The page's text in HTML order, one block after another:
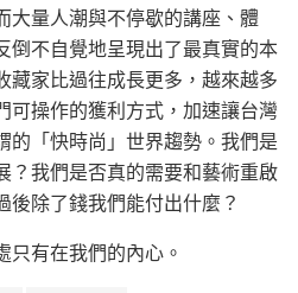
大量人潮與不停歇的講座、體
倒不自覺地呈現出了最真實的本
藏家比過往成長更多，越來越多
可操作的獲利方式，加速讓台灣
的「快時尚」世界趨勢。我們是
？我們是否真的需要和藝術重啟
後除了錢我們能付出什麼？
只有在我們的內心。